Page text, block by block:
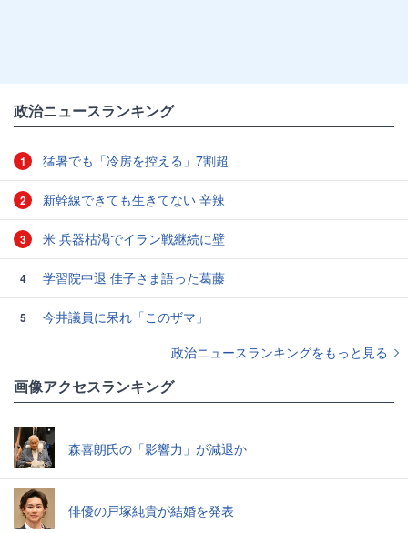
政治ニュースランキング
1 猛暑でも「冷房を控える」7割超
2 新幹線できても生きてない 辛辣
3 米 兵器枯渇でイラン戦継続に壁
4 学習院中退 佳子さま語った葛藤
5
今井議員に呆れ「このザマ」
政治ニュースランキングをもっと見る
画像アクセスランキング
森喜朗氏の「影響力」が減退か
俳優の戸塚純貴が結婚を発表